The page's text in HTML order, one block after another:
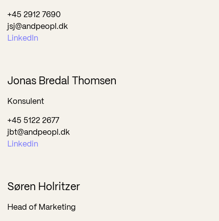
+45 2912 7690
jsj@andpeopl.dk
LinkedIn
Jonas Bredal Thomsen
Konsulent
+45 5122 2677
jbt@andpeopl.dk
Linkedin
Søren Holritzer
Head of Marketing